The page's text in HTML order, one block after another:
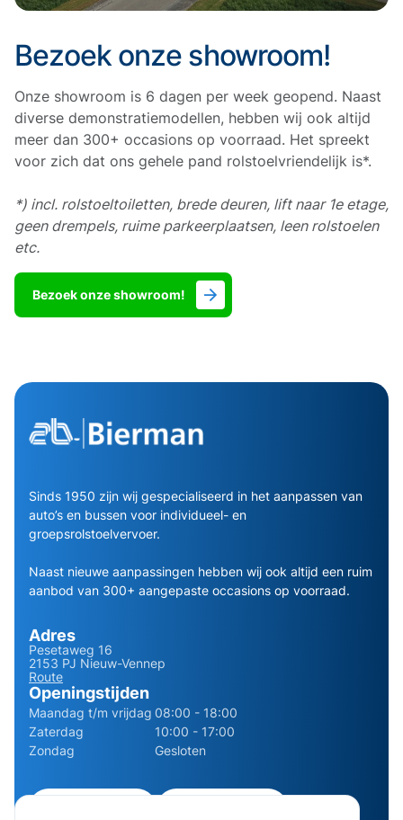
Bezoek onze showroom!
Onze showroom is 6 dagen per week geopend. Naast
diverse demonstratiemodellen, hebben wij ook altijd
meer dan 300+ occasions op voorraad. Het spreekt
voor zich dat ons gehele pand rolstoelvriendelijk is*.
*) incl. rolstoeltoiletten, brede deuren, lift naar 1e etage,
geen drempels, ruime parkeerplaatsen, leen rolstoelen
etc.
Bezoek onze showroom!
Sinds 1950 zijn wij gespecialiseerd in het aanpassen van
auto’s en bussen voor individueel- en
groepsrolstoelvervoer.
Naast nieuwe aanpassingen hebben wij ook altijd een ruim
aanbod van 300+ aangepaste occasions op voorraad.
Adres
Pesetaweg 16
2153 PJ Nieuw-Vennep
Route
Openingstijden
Maandag t/m vrijdag 08:00 - 18:00
Zaterdag
10:00 - 17:00
Zondag
Gesloten